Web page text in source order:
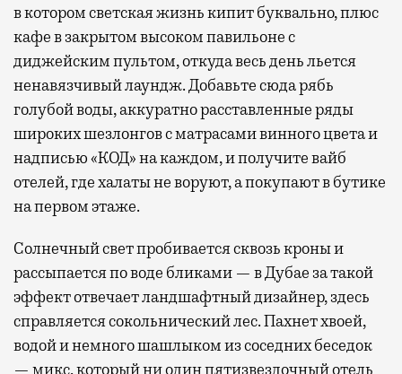
в котором светская жизнь кипит буквально, плюс
кафе в закрытом высоком павильоне с
диджейским пультом, откуда весь день льется
ненавязчивый лаундж. Добавьте сюда рябь
голубой воды, аккуратно расставленные ряды
широких шезлонгов с матрасами винного цвета и
надписью «КОД» на каждом, и получите вайб
отелей, где халаты не воруют, а покупают в бутике
на первом этаже.
Солнечный свет пробивается сквозь кроны и
рассыпается по воде бликами — в Дубае за такой
эффект отвечает ландшафтный дизайнер, здесь
справляется сокольнический лес. Пахнет хвоей,
водой и немного шашлыком из соседних беседок
— микс, который ни один пятизвездочный отель